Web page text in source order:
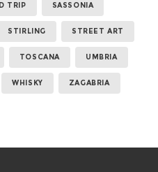
TRIP SASSONIA
STIRLING STREET ART
TOSCANA UMBRIA
WHISKY ZAGABRIA